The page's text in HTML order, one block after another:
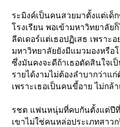
ระมิงค์เป็นคนสวยมาตั้งแต่เด็
รงเรียน พอเข้ามหาวิทยาลัย
ลีดเดอร์แต่เธอปฏิเสธ เพราะ
มหาวิทยาลัยยังมีแมวมองหรือ
ซึ่งมันคงจะดีถ้าเธอตัดสินใจเ
รายได้งามไม่ต้องลำบากว่าแ
เพราะเธอเป็นคนขี้อาย ไม่ก
รชต แฟนหนุ่มที่คบกันตั้งแต่ปี
เขาไม่ใช่คนหล่อประเภทสาว